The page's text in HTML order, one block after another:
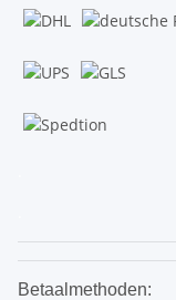
Betaalmethoden: